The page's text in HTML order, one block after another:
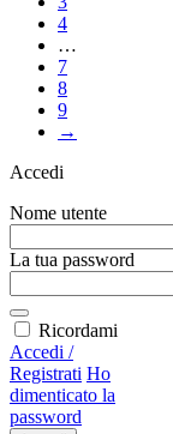
4
…
7
8
9
→
Accedi
Nome utente
La tua password
Ricordami
Accedi /
Registrati Ho
dimenticato la
password